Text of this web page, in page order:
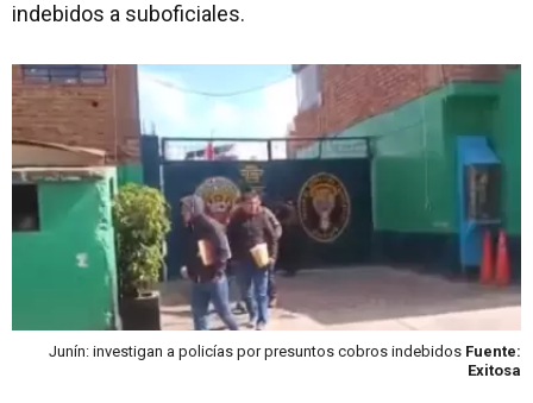
indebidos a suboficiales.
Junín: investigan a policías por presuntos cobros indebidos Fuente:
Exitosa